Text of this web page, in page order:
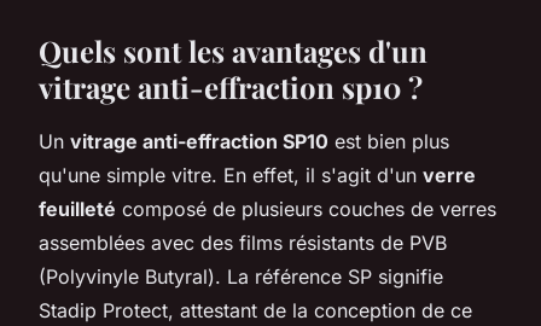
Quels sont les avantages d'un
vitrage anti-effraction sp10 ?
Un vitrage anti-effraction SP10 est bien plus
qu'une simple vitre. En effet, il s'agit d'un verre
feuilleté composé de plusieurs couches de verres
assemblées avec des films résistants de PVB
(Polyvinyle Butyral). La référence SP signifie
Stadip Protect, attestant de la conception de ce